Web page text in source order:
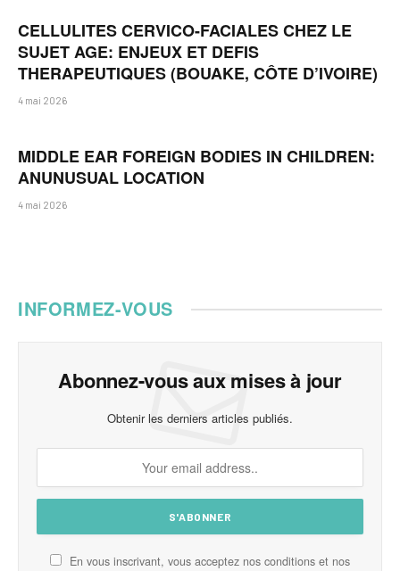
CELLULITES CERVICO-FACIALES CHEZ LE
SUJET AGE: ENJEUX ET DEFIS
THERAPEUTIQUES (BOUAKE, CÔTE D’IVOIRE)
4 mai 2026
MIDDLE EAR FOREIGN BODIES IN CHILDREN:
ANUNUSUAL LOCATION
4 mai 2026
INFORMEZ-VOUS
Abonnez-vous aux mises à jour
Obtenir les derniers articles publiés.
En vous inscrivant, vous acceptez nos conditions et nos